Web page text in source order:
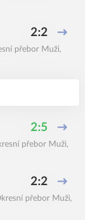
2:2
přebor Muži,
2:5
přebor Muži,
2:2
přebor Muži,